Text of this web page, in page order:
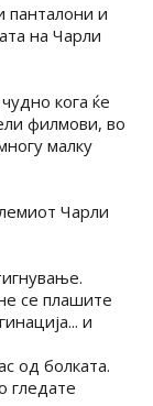
и
на Чарли
кога ќе
филмови, во
малку
Чарли
се плашите
и
од болката.
гледате